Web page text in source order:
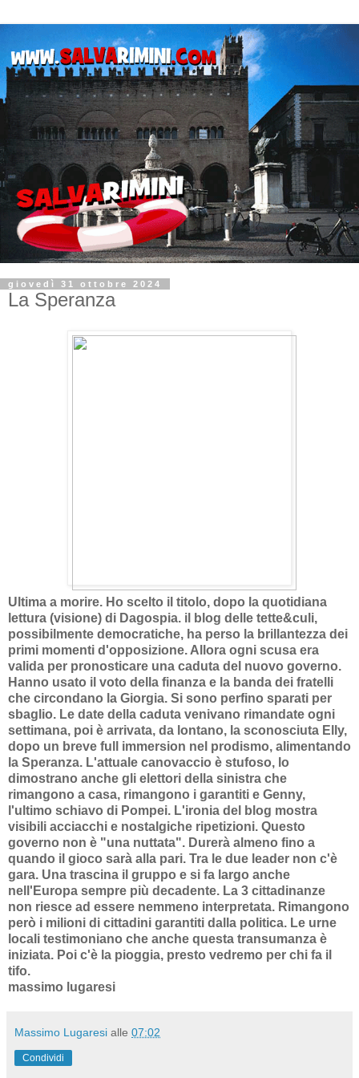
giovedì 31 ottobre 2024
La Speranza
Ultima a morire. Ho scelto il titolo, dopo la quotidiana
lettura (visione) di Dagospia. il blog delle tette&culi,
possibilmente democratiche, ha perso la brillantezza dei
primi momenti d'opposizione. Allora ogni scusa era
valida per pronosticare una caduta del nuovo governo.
Hanno usato il voto della finanza e la banda dei fratelli
che circondano la Giorgia. Si sono perfino sparati per
sbaglio. Le date della caduta venivano rimandate ogni
settimana, poi è arrivata, da lontano, la sconosciuta Elly,
dopo un breve full immersion nel prodismo, alimentando
la Speranza. L'attuale canovaccio è stufoso, lo
dimostrano anche gli elettori della sinistra che
rimangono a casa, rimangono i garantiti e Genny,
l'ultimo schiavo di Pompei. L'ironia del blog mostra
visibili acciacchi e nostalgiche ripetizioni. Questo
governo non è "una nuttata". Durerà almeno fino a
quando il gioco sarà alla pari. Tra le due leader non c'è
gara. Una trascina il gruppo e si fa largo anche
nell'Europa sempre più decadente. La 3 cittadinanze
non riesce ad essere nemmeno interpretata. Rimangono
però i milioni di cittadini garantiti dalla politica. Le urne
locali testimoniano che anche questa transumanza è
iniziata. Poi c'è la pioggia, presto vedremo per chi fa il
tifo.
massimo lugaresi
Massimo Lugaresi alle 07:02
Condividi